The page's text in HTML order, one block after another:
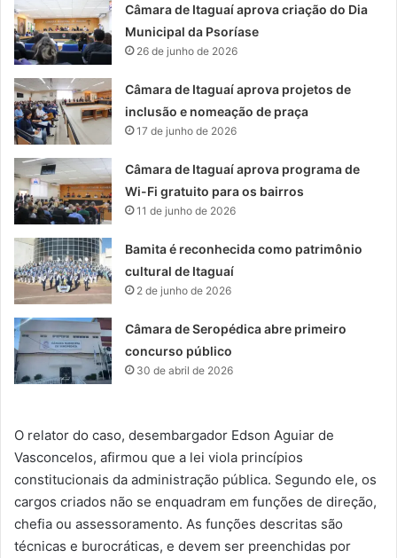
Câmara de Itaguaí aprova criação do Dia
Municipal da Psoríase
26 de junho de 2026
Câmara de Itaguaí aprova projetos de
inclusão e nomeação de praça
17 de junho de 2026
Câmara de Itaguaí aprova programa de
Wi-Fi gratuito para os bairros
11 de junho de 2026
Bamita é reconhecida como patrimônio
cultural de Itaguaí
2 de junho de 2026
Câmara de Seropédica abre primeiro
concurso público
30 de abril de 2026
O relator do caso, desembargador Edson Aguiar de
Vasconcelos, afirmou que a lei viola princípios
constitucionais da administração pública. Segundo ele, os
cargos criados não se enquadram em funções de direção,
chefia ou assessoramento. As funções descritas são
técnicas e burocráticas, e devem ser preenchidas por